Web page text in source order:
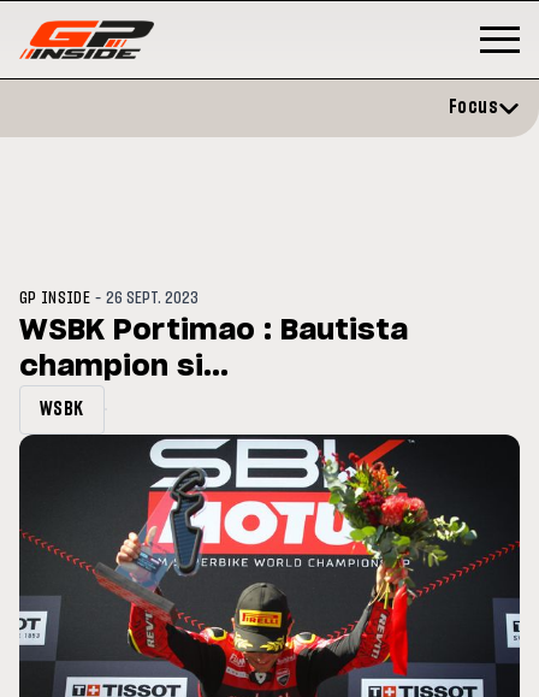
du GP de Grande-
Focus
GP INSIDE -26 SEPT. 2023
WSBK Portimao : Bautista
champion si...
WSBK